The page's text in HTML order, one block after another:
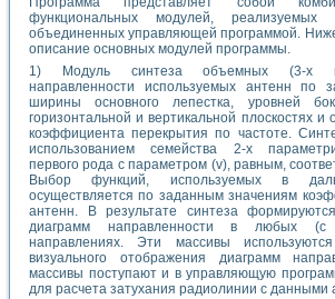
функциональных модулей,
объединенных управляющей программой.
описание основных модулей программы.
1) Модуль синтеза объемных (3-х
направленности используемых антенн по
ширины основного лепестка, уровней
горизонтальной и вертикальной плоскостях и
коэффициента перекрытия по частоте.
использованием семейства 2-х
первого рода с параметром (v), равным,
Выбор функций, используемых в
осуществляется по заданным значениям
антенн. В результате синтеза
диаграмм направленности в любых
направлениях. Эти массивы
визуального отображения диаграмм
массивы поступают и в управляющую
для расчета затухания радиолинии с данными